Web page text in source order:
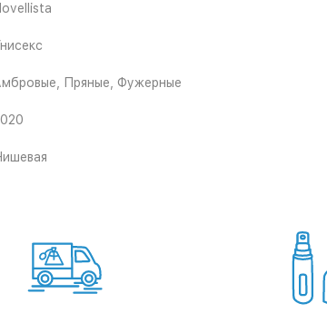
Пряные, Фужерные